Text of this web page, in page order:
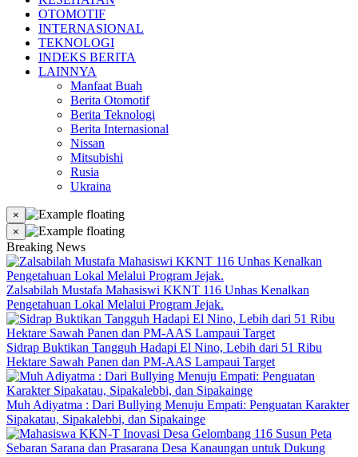
OTOMOTIF
INTERNASIONAL
TEKNOLOGI
INDEKS BERITA
LAINNYA
Manfaat Buah
Berita Otomotif
Berita Teknologi
Berita Internasional
Nissan
Mitsubishi
Rusia
Ukraina
×
×
Breaking News
Zalsabilah Mustafa Mahasiswi KKNT 116 Unhas Kenalkan
Pengetahuan Lokal Melalui Program Jejak.
Sidrap Buktikan Tangguh Hadapi El Nino, Lebih dari 51 Ribu
Hektare Sawah Panen dan PM-AAS Lampaui Target
Muh Adiyatma : Dari Bullying Menuju Empati: Penguatan Karakter
Sipakatau, Sipakalebbi, dan Sipakainge